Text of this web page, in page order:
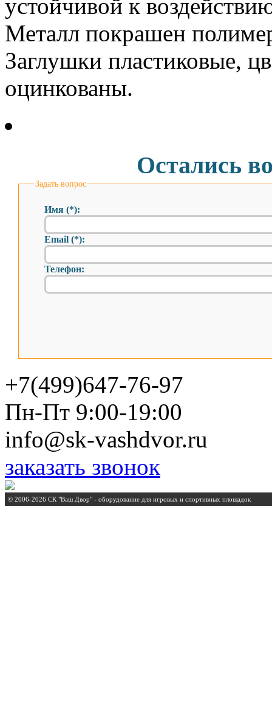
устойчивой к
Металл покрашен
Заглушки пластиковые,
оцинкованы.
Остались
Задать вопрос
Имя (*):
Email (*):
Телефон:
+7(499)647-76-97
Пн-Пт 9:00-19:00
info@sk-vashdvor.ru
заказать звонок
© 2006-2026 СК "Ваш Двор" - оборудование для игровых и спортивных площадок